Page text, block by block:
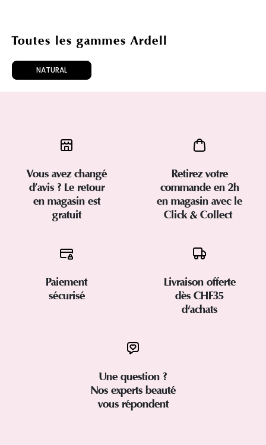
Toutes les gammes Ardell
NATURAL
Vous avez changé
d’avis ? Le retour
en magasin est
gratuit
Retirez votre
commande en 2h
en magasin avec le
Click & Collect
Paiement
sécurisé
Livraison offerte
dès CHF35
d'achats
Une question ?
Nos experts beauté
vous répondent